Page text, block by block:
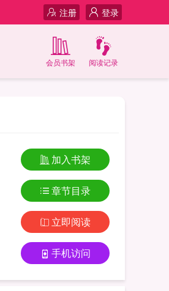
登录
注册
阅读记录
会员书架
加入书架
章节目录
立即阅读
手机访问